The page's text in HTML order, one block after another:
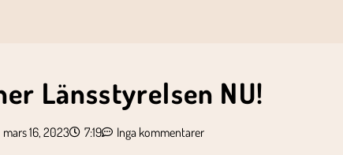
Länsstyrelsen NU!
mars 16, 2023 7:19 Inga kommentarer